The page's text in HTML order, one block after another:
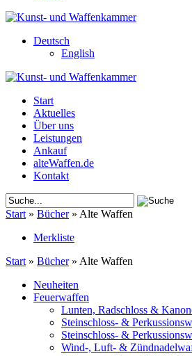
Deutsch
English
Start
Aktuelles
Über uns
Leistungen
Ankauf
alteWaffen.de
Kontakt
Start » Bücher» Alte Waffen
Merkliste
Start » Bücher» Alte Waffen
Neuheiten
Feuerwaffen
Lunten, Radschloss &
Steinschloss- &
Steinschloss- &
Wind-, Luft- &